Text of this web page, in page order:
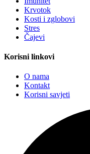
Krvotok
Kosti i zglobovi
Stres
Čajevi
Korisni linkovi
O nama
Kontakt
Korisni savjeti